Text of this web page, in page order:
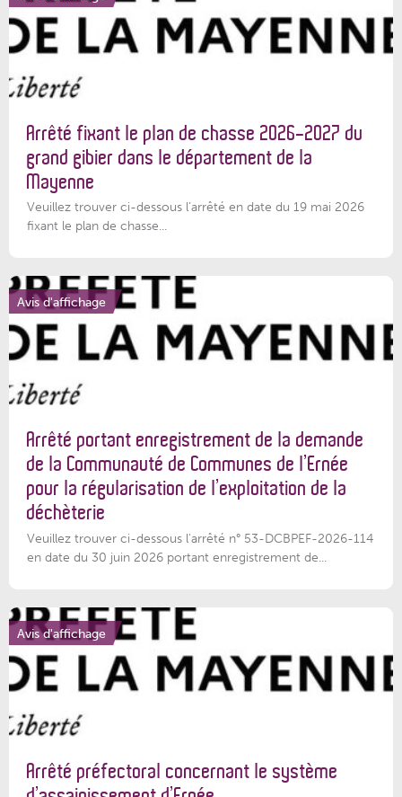
Arrêté fixant le plan de chasse 2026-2027 du
grand gibier dans le département de la
Mayenne
Veuillez trouver ci-dessous l’arrêté en date du 19 mai 2026
fixant le plan de chasse...
Avis d'affichage
Arrêté portant enregistrement de la demande
de la Communauté de Communes de l’Ernée
pour la régularisation de l’exploitation de la
déchèterie
Veuillez trouver ci-dessous l'arrêté n° 53-DCBPEF-2026-114
en date du 30 juin 2026 portant enregistrement de...
Avis d'affichage
Arrêté préfectoral concernant le système